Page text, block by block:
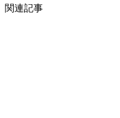
関連記事